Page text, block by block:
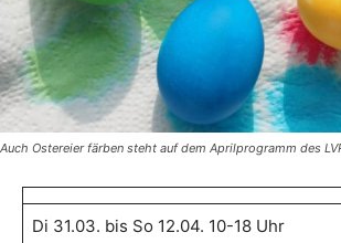
Auch Ostereier färben steht auf dem Aprilprogramm des
Di 31.03. bis So 12.04. 10-18 Uhr